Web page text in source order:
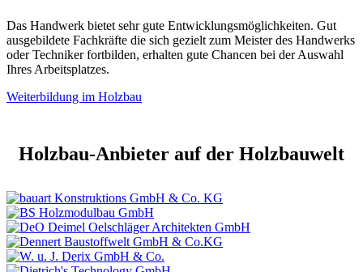
Das Handwerk bietet sehr gute Entwicklungsmöglichkeiten. Gut
ausgebildete Fachkräfte die sich gezielt zum Meister des Handwerks
oder Techniker fortbilden, erhalten gute Chancen bei der Auswahl
Ihres Arbeitsplatzes.
Weiterbildung im Holzbau
Holzbau-Anbieter auf der Holzbauwelt